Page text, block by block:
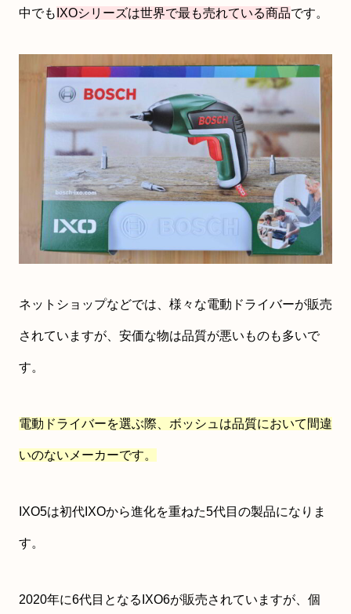
中でも IXOシリーズは世界で最も売れている商品です。
ネットショップなどでは、様々な電動ドライバーが販売
されていますが、安価な物は品質が悪いものも多いで
す。
電動ドライバーを選ぶ際、ボッシュは品質において間違
いのないメーカーです。
IXO5は初代IXOから進化を重ねた5代目の製品になりま
す。
2020年に6代目となるIXO6が販売されていますが、個